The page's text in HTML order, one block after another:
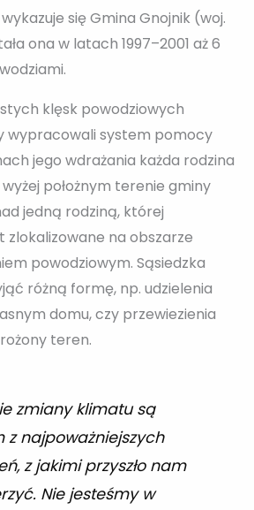
się Gmina Gnojnik (woj.
ona w latach 1997–2001 aż 6
klęsk powodziowych
wypracowali system pomocy
jego wdrażania każda rodzina
położnym terenie gminy
jedną rodziną, której
na obszarze
powodziowym. Sąsiedzka
różną formę, np. udzielenia
domu, czy przewiezienia
teren.
zmiany klimatu są
z najpoważniejszych
z jakimi przyszło nam
Nie jesteśmy w